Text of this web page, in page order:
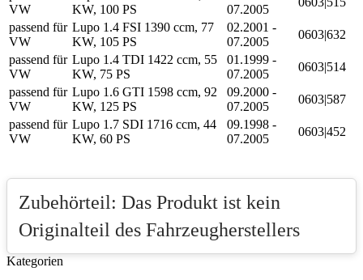
VW
KW, 100 PS
07.2005
passend für
VW
Lupo 1.4 FSI 1390 ccm, 77
KW, 105 PS
02.2001 -
07.2005
0603|632
passend für
VW
Lupo 1.4 TDI 1422 ccm, 55
KW, 75 PS
01.1999 -
07.2005
0603|514
passend für
VW
Lupo 1.6 GTI 1598 ccm, 92
KW, 125 PS
09.2000 -
07.2005
0603|587
passend für
VW
Lupo 1.7 SDI 1716 ccm, 44
KW, 60 PS
09.1998 -
07.2005
0603|452
Zubehörteil: Das Produkt ist kein
Originalteil des Fahrzeugherstellers
Kategorien